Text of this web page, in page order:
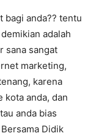
bagi anda?? tentu
adalah
sana sangat
marketing,
karena
kota anda, dan
anda bias
Didik